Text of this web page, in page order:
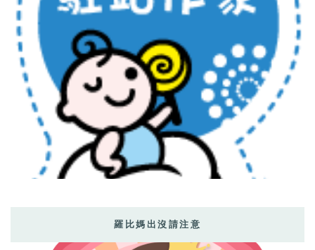
羅比媽出沒請注意